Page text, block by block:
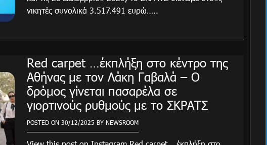
νικητές συνολικά 3.517.491 ευρώ…..
Red carpet …έκπλήξη στο κέντρο της
Αθήνας με τον Λάκη Γαβαλά – Ο
δρόμος γίνεται πασαρέλα σε
γιορτινούς ρυθμούς με το ΣΚΡΑΤΣ
POSTED ON 30/12/2025 BY NEWSROOM